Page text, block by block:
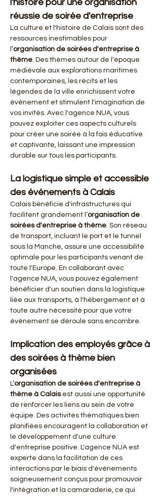
l'histoire pour une organisation
réussie de soirée d'entreprise
La culture et l'histoire de Calais sont des
ressources inestimables pour
l’organisation de soirées d'entreprise à
thème. Des thèmes autour de l'époque
médiévale aux explorations maritimes
contemporaines, les récits et les
légendes de la ville enrichissent votre
événement et stimulent l'imagination de
vos invités. Avec l'agence NUA, vous
pouvez exploiter ces aspects culturels
pour créer une soirée à la fois éducative
et captivante, laissant une impression
durable sur tous les participants.
La logistique simple et accessible
des événements à Calais
Calais bénéficie d'infrastructures qui
facilitent grandement l’organisation de
soirées d'entreprise à thème. Son réseau
de transport, incluant le port et le tunnel
sous la Manche, assure une accessibilité
optimale pour les participants venant de
toute l'Europe. En collaborant avec
l'agence NUA, vous pouvez également
bénéficier d'un soutien dans la logistique
liée aux transports, à l'hébergement et à
toute autre nécessité pour que votre
événement se déroule sans encombre.
Implication des employés grâce à
des soirées à thème bien
organisées
L’organisation de soirées d'entreprise à
thème à Calais est aussi une opportunité
de renforcer les liens au sein de votre
équipe. Des activités thématiques bien
planifiées encouragent la collaboration et
le développement d'une culture
d'entreprise positive. L'agence NUA est
experte dans la facilitation de ces
interactions par le biais d'événements
soigneusement conçus pour promouvoir
l'intégration et la camaraderie, ce qui